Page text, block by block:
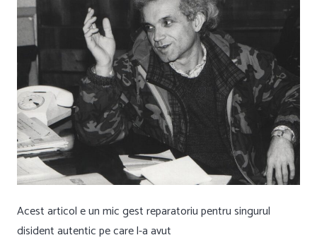
Acest articol e un mic gest reparatoriu pentru singurul
disident autentic pe care l-a avut